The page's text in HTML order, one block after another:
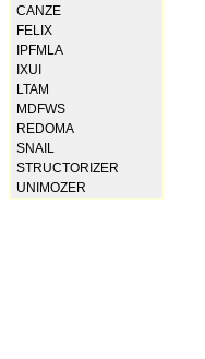
CANZE
FELIX
IPFMLA
IXUI
LTAM
MDFWS
REDOMA
SNAIL
STRUCTORIZER
UNIMOZER